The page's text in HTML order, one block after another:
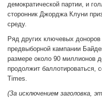
демократической партии, и
сторонник Джорджа Клуни
среду.
Ряд других ключевых
предвыборной кампании
размере около 90 миллионов
продолжит баллотироваться,
Times.
(За исключением заголовка,